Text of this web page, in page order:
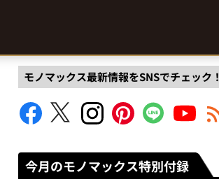
モノマックス最新情報をSNSでチェック！
今月のモノマックス特別付録